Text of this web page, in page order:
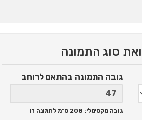
סוג התמונה
גובה התמונה בהתאם לרוחב
גובה מקסימלי: 208 ס"מ לתמונה זו